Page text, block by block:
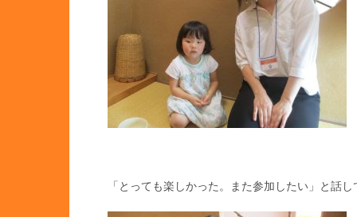
「とっても楽しかった。また参加したい」と話